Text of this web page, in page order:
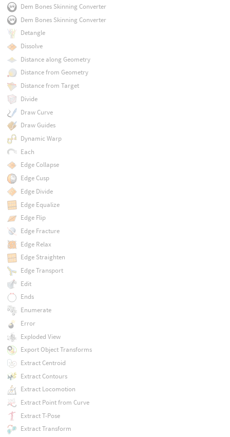
Dem Bones Skinning Converter
Dem Bones Skinning Converter
Detangle
Dissolve
Distance along Geometry
Distance from Geometry
Distance from Target
Divide
Draw Curve
Draw Guides
Dynamic Warp
Each
Edge Collapse
Edge Cusp
Edge Divide
Edge Equalize
Edge Flip
Edge Fracture
Edge Relax
Edge Straighten
Edge Transport
Edit
Ends
Enumerate
Error
Exploded View
Export Object Transforms
Extract Centroid
Extract Contours
Extract Locomotion
Extract Point from Curve
Extract T-Pose
Extract Transform